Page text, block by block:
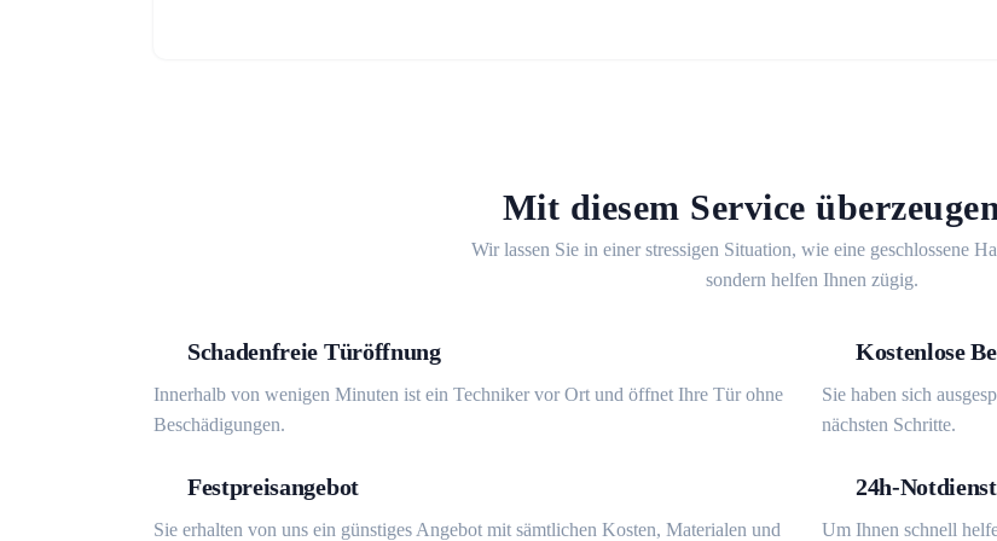
Mit diesem Service
Wir lassen Sie in einer stressigen Situation, wie eine geschlossene
sondern helfen Ihnen zügig.
Schadenfreie Türöffnung
Innerhalb von wenigen Minuten ist ein Techniker vor Ort und öffnet Ihre Tür ohne
Beschädigungen.
Kostenlose
Sie haben sich
nächsten Schritte.
Festpreisangebot
Sie erhalten von uns ein günstiges Angebot mit sämtlichen Kosten, Materialen und
24h-Notdienst
Um Ihnen schnell